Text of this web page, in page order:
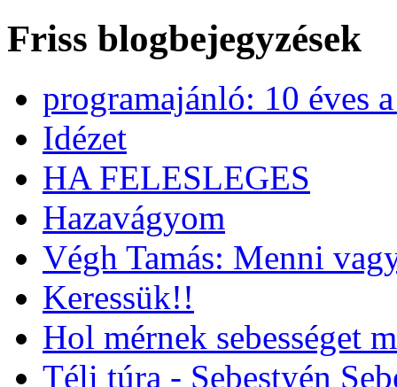
Friss blogbejegyzések
programajánló: 10 éves
Idézet
HA FELESLEGES
Hazavágyom
Végh Tamás: Menni
Keressük!!
Hol mérnek sebességet
Téli túra - Sebestyén